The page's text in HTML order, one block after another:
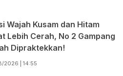
Wajah Kusam dan Hitam
Lebih Cerah, No 2 Gampang
Dipraktekkan!
2026 | 14:55